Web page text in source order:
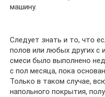
машину.
Следует знать и то, что
полов или любых других с
смеси было выполнено
с пол месяца, пока
Только в таком случае,
напольного покрытия,